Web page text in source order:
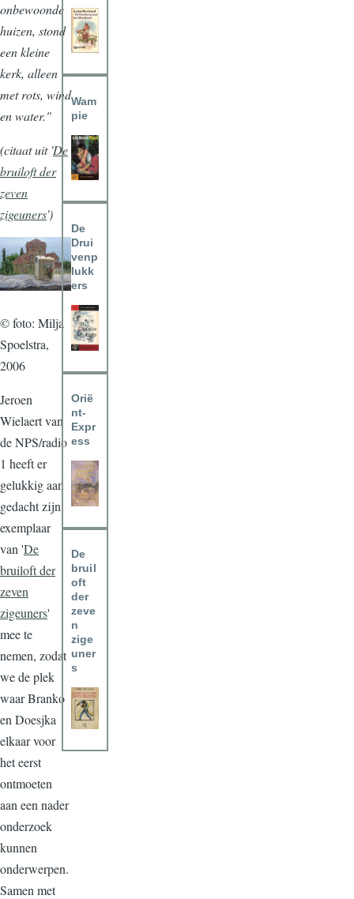
onbewoonde
huizen, stond
een kleine
kerk, alleen
met rots, wind
en water."
(citaat uit 'De
bruiloft der
zeven
zigeuners')
© foto: Milja
Spoelstra,
2006
Jeroen
Wielaert van
de NPS/radio
1 heeft er
gelukkig aan
gedacht zijn
exemplaar
van 'De
bruiloft der
zeven
zigeuners'
mee te
nemen, zodat
we de plek
waar Branko
en Doesjka
elkaar voor
het eerst
ontmoeten
aan een nader
onderzoek
kunnen
onderwerpen.
Samen met
Wam
pie
De
Drui
venp
lukk
ers
Orië
nt-
Expr
ess
De
bruil
oft
der
zeve
n
zige
uner
s